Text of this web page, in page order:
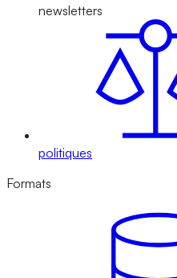
newsletters
politiques
Formats